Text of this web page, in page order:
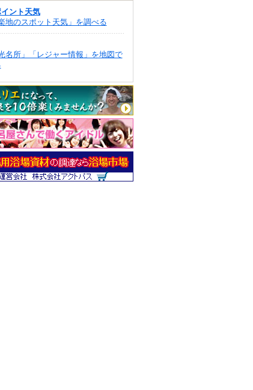
イント天気
地のスポット天気」を調べる
名所」「レジャー情報」を地図で